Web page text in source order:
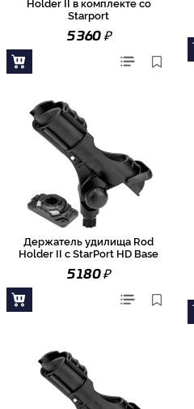
Starport
5 360₽
Держатель удилища Rod
Holder II с StarPort HD Base
5 180₽